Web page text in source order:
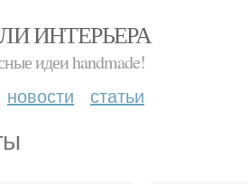
ИНТЕРЬЕРА
идеи handmade!
новости статьи